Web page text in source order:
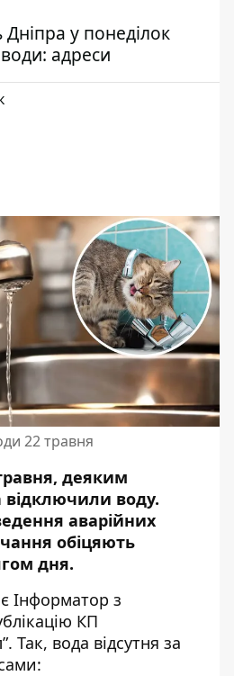
у понеділок
адреси
22 травня
деяким
воду.
аварійних
обіцяють
дня.
Інформатор з
КП
. Так, вода відсутня за